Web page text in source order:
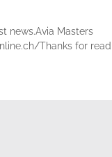
news.Avia Masters
Thanks for